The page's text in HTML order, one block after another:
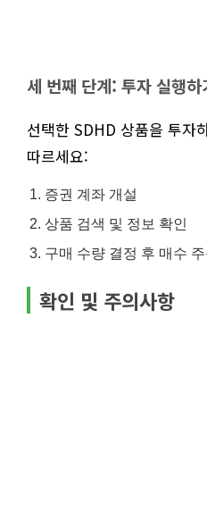
세 번째 단계: 투자 실행하
선택한 SDHD 상품을 투자
따르세요:
증권 계좌 개설
상품 검색 및 정보 확인
구매 수량 결정 후 매수
확인 및 주의사항